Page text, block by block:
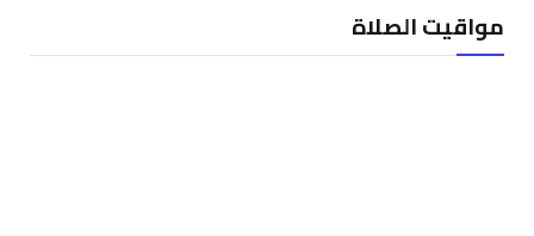
مواقيت الصلاة